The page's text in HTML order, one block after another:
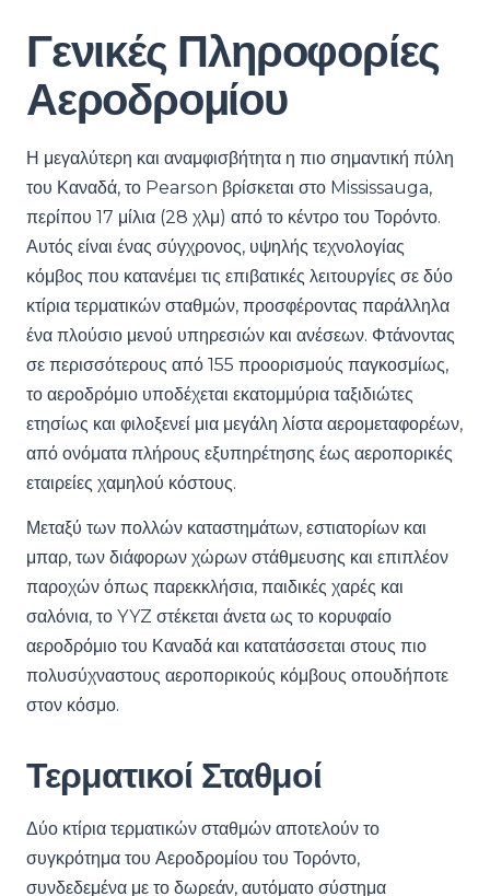
Γενικές Πληροφορίες
Αεροδρομίου
Η μεγαλύτερη και αναμφισβήτητα η πιο σημαντική πύλη
του Καναδά, το Pearson βρίσκεται στο Mississauga,
περίπου 17 μίλια (28 χλμ) από το κέντρο του Τορόντο.
Αυτός είναι ένας σύγχρονος, υψηλής τεχνολογίας
κόμβος που κατανέμει τις επιβατικές λειτουργίες σε δύο
κτίρια τερματικών σταθμών, προσφέροντας παράλληλα
ένα πλούσιο μενού υπηρεσιών και ανέσεων. Φτάνοντας
σε περισσότερους από 155 προορισμούς παγκοσμίως,
το αεροδρόμιο υποδέχεται εκατομμύρια ταξιδιώτες
ετησίως και φιλοξενεί μια μεγάλη λίστα αερομεταφορέων,
από ονόματα πλήρους εξυπηρέτησης έως αεροπορικές
εταιρείες χαμηλού κόστους.
Μεταξύ των πολλών καταστημάτων, εστιατορίων και
μπαρ, των διάφορων χώρων στάθμευσης και επιπλέον
παροχών όπως παρεκκλήσια, παιδικές χαρές και
σαλόνια, το YYZ στέκεται άνετα ως το κορυφαίο
αεροδρόμιο του Καναδά και κατατάσσεται στους πιο
πολυσύχναστους αεροπορικούς κόμβους οπουδήποτε
στον κόσμο.
Τερματικοί Σταθμοί
Δύο κτίρια τερματικών σταθμών αποτελούν το
συγκρότημα του Αεροδρομίου του Τορόντο,
συνδεδεμένα με το δωρεάν, αυτόματο σύστημα